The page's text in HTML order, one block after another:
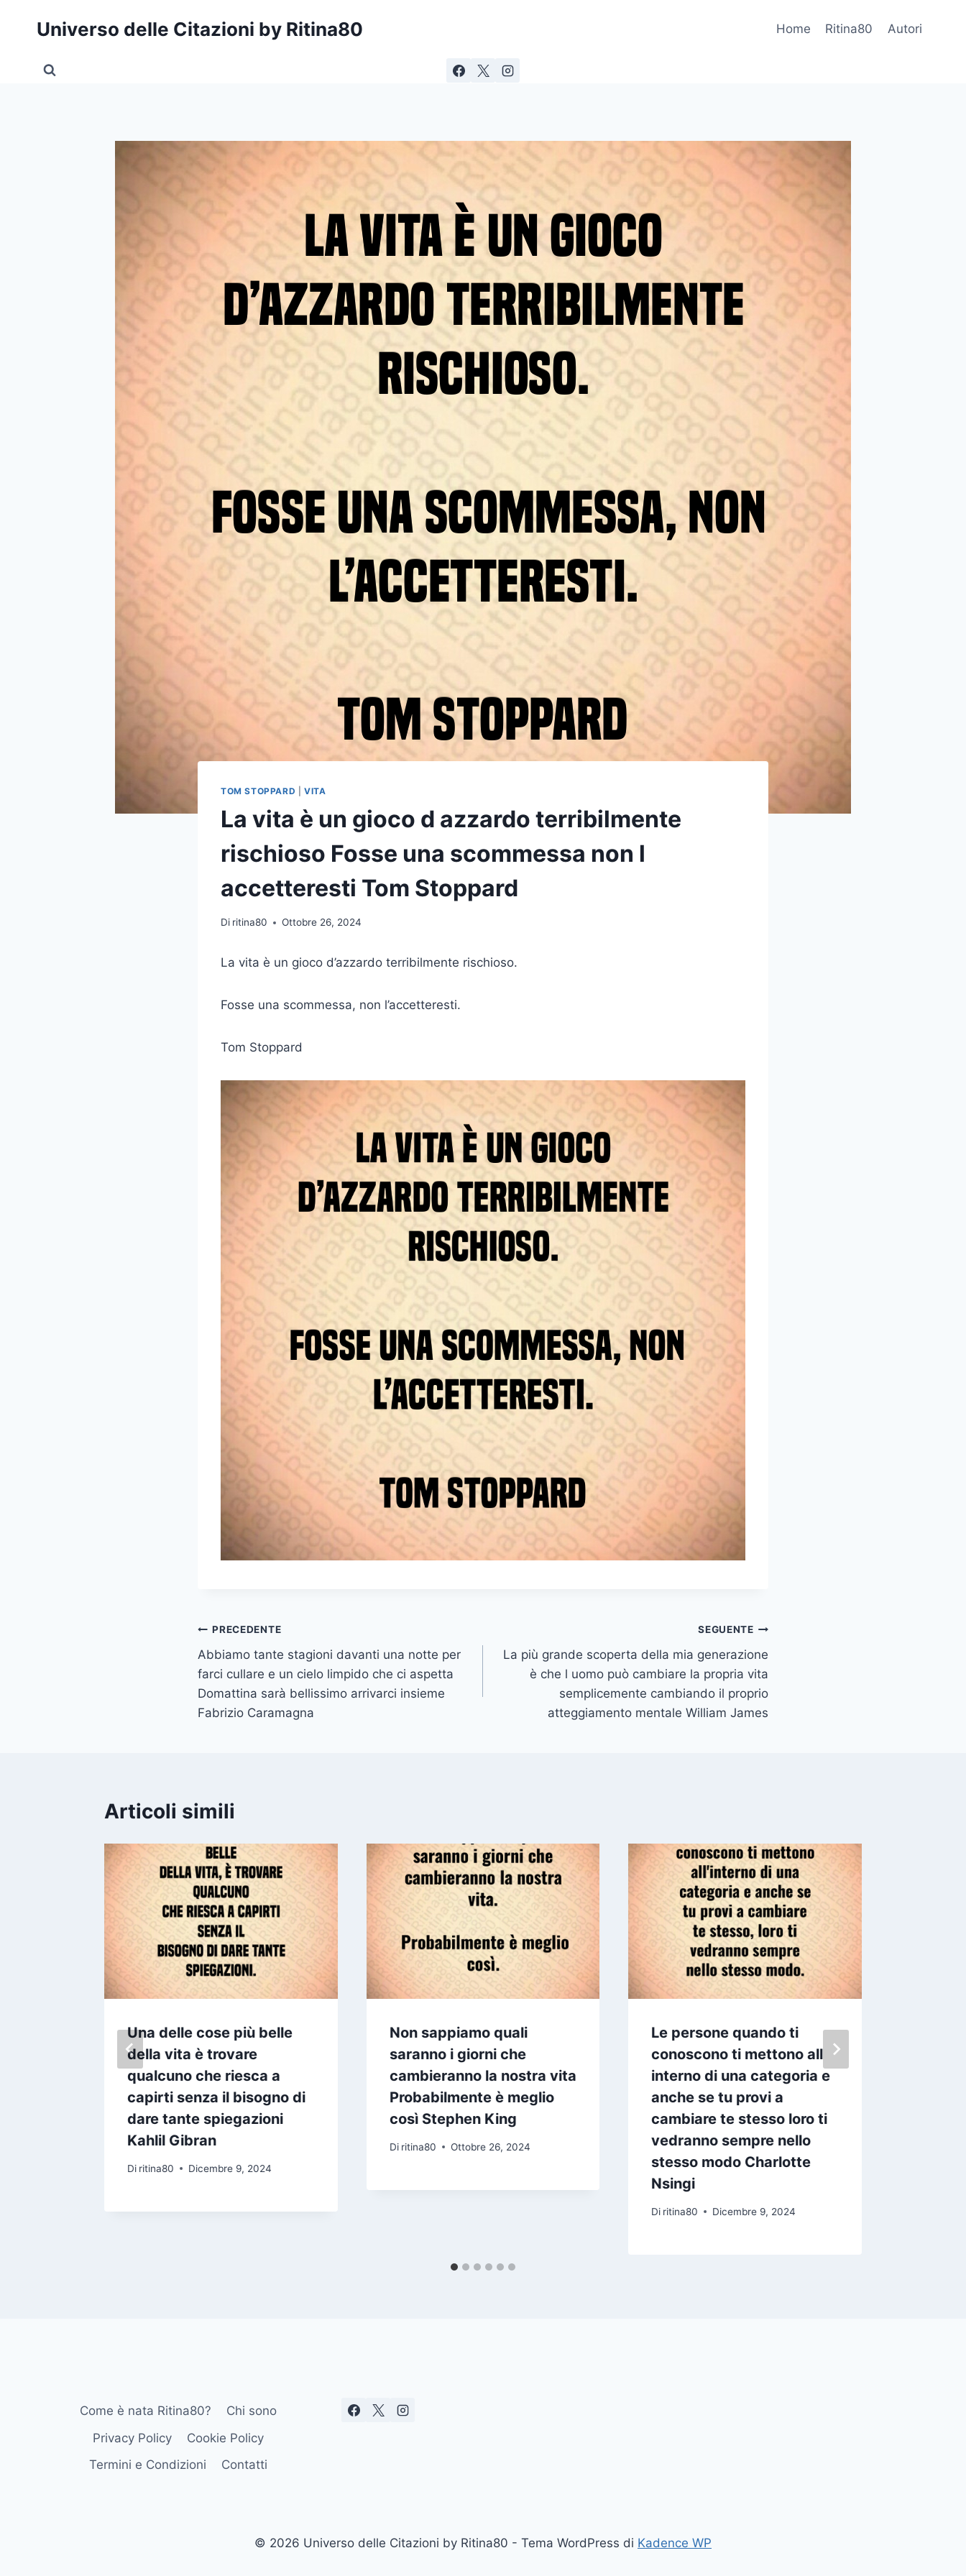
Universo delle Citazioni by Ritina80 Home Ritina80 Autori
TOM STOPPARD VITA
La vita è un gioco d azzardo terribilmente
rischioso Fosse una scommessa non l
accetteresti Tom Stoppard
Di ritina80 Ottobre 26, 2024
La vita è un gioco d’azzardo terribilmente rischioso.
Fosse una scommessa, non l’accetteresti.
Tom Stoppard
Navigazione
articoli
PRECEDENTE
Abbiamo tante stagioni davanti una notte per
farci cullare e un cielo limpido che ci aspetta
Domattina sarà bellissimo arrivarci insieme
Fabrizio Caramagna
SEGUENTE
La più grande scoperta della mia generazione
è che l uomo può cambiare la propria vita
semplicemente cambiando il proprio
atteggiamento mentale William James
Articoli simili
Una delle cose più belle
della vita è trovare
qualcuno che riesca a
capirti senza il bisogno di
dare tante spiegazioni
Kahlil Gibran
Di ritina80 Dicembre 9, 2024
Non sappiamo quali
saranno i giorni che
cambieranno la nostra vita
Probabilmente è meglio
così Stephen King
Di ritina80 Ottobre 26, 2024
Le persone quando ti
conoscono ti mettono all
interno di una categoria e
anche se tu provi a
cambiare te stesso loro ti
vedranno sempre nello
stesso modo Charlotte
Nsingi
Di ritina80 Dicembre 9, 2024
Come è nata Ritina80?
Chi sono
Privacy Policy
Cookie Policy
Termini e Condizioni
Contatti
© 2026 Universo delle Citazioni by Ritina80 - Tema WordPress di Kadence WP